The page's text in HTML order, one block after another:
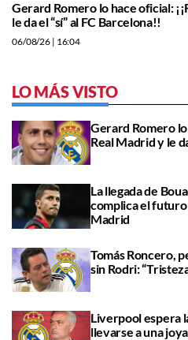
Gerard Romero lo hace oficial:
le da el “sí” al FC Barcelona!!
06/08/26 | 16:04
LO MÁS VISTO
Gerard Romero lo
Real Madrid y le
La llegada de
complica el
Madrid
Tomás Roncero,
sin Rodri:
Liverpool espera
llevarse a una